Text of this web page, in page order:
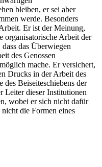
bleiben, er sei aber
werde. Besonders
Er ist der Meinung,
organisatorische Arbeit der
das Überwiegen
des Genossen
mache. Er versichert,
Drucks in der Arbeit des
des Beiseiteschiebens der
Leiter dieser Institutionen
wobei er sich nicht dafür
die Formen eines